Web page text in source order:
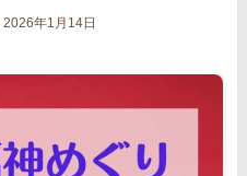
2026年1月14日